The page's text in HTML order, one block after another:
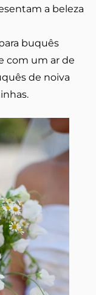
a beleza
buquês
com um ar de
de noiva